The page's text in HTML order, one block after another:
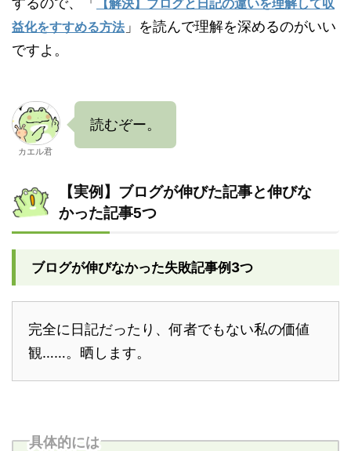
益化をすすめる方法 」を読んで理解を深めるのがいい
ですよ。
カエル君
読むぞー。
【実例】ブログが伸びた記事と伸びな
かった記事5つ
ブログが伸びなかった失敗記事例3つ
完全に日記だったり、何者でもない私の価値
観……。晒します。
具体的には